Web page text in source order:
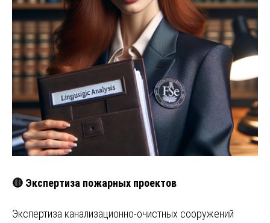
🔴 Экспертиза пожарных проектов
Экспертиза канализационно-очистных сооружений